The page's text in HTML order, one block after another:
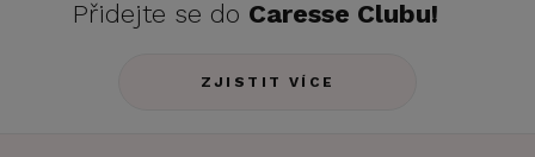
Přidejte se do Caresse Clubu!
ZJISTIT VÍCE